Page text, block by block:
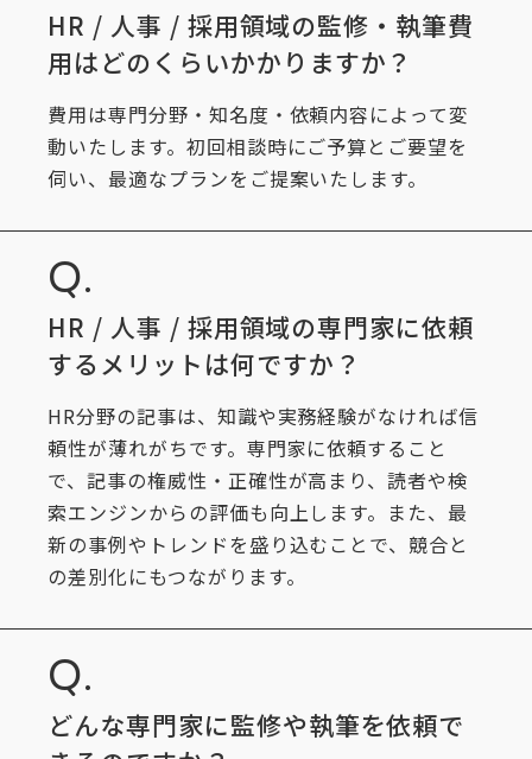
HR / 人事 / 採用領域の監修・執筆費
用はどのくらいかかりますか？
費用は専門分野・知名度・依頼内容によって変
動いたします。初回相談時にご予算とご要望を
伺い、最適なプランをご提案いたします。
HR / 人事 / 採用領域の専門家に依頼
するメリットは何ですか？
HR分野の記事は、知識や実務経験がなければ信
頼性が薄れがちです。専門家に依頼すること
で、記事の権威性・正確性が高まり、読者や検
索エンジンからの評価も向上します。また、最
新の事例やトレンドを盛り込むことで、競合と
の差別化にもつながります。
どんな専門家に監修や執筆を依頼で